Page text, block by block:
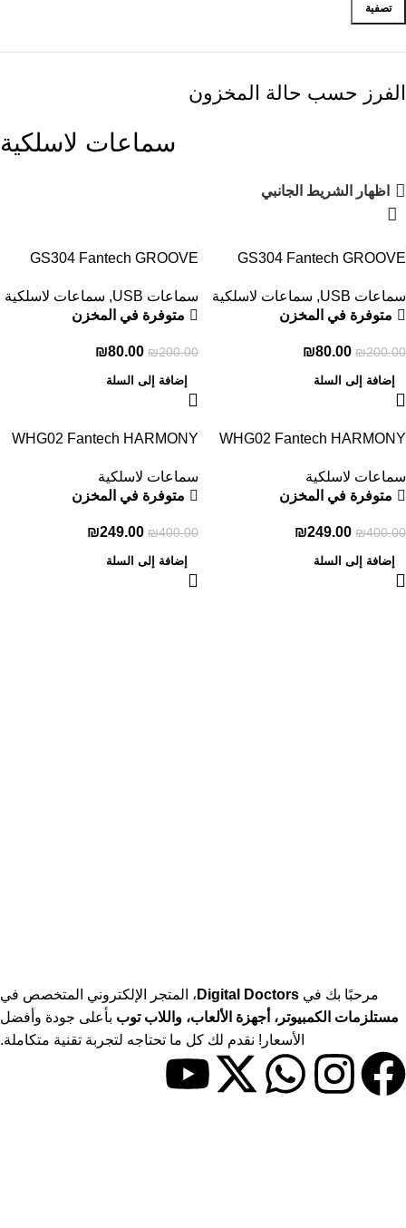
تصفية
الفرز حسب حالة المخزون
سماعات لاسلكية
اظهار الشريط الجانبي
GS304 Fantech GROOVE
سماعات USB , سماعات لاسلكية
متوفرة في المخزن
₪200.00
₪80.00
إضافة إلى السلة
GS304 Fantech GROOVE
سماعات USB , سماعات لاسلكية
متوفرة في المخزن
₪200.00
₪80.00
إضافة إلى السلة
WHG02 Fantech HARMONY
سماعات لاسلكية
متوفرة في المخزن
₪400.00
₪249.00
إضافة إلى السلة
WHG02 Fantech HARMONY
سماعات لاسلكية
متوفرة في المخزن
₪400.00
₪249.00
إضافة إلى السلة
مرحبًا بك في Digital Doctors ، المتجر الإلكتروني المتخصص في
مستلزمات الكمبيوتر، أجهزة الألعاب، واللاب توب بأعلى جودة وأفضل
الأسعار! نقدم لك كل ما تحتاجه لتجربة تقنية متكاملة.